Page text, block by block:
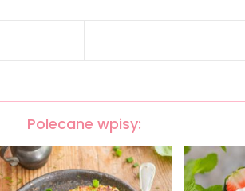
Polecane wpisy: